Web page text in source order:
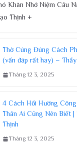
Khăn Nhớ Niệm Câu
Thịnh +
Thờ Cúng Đúng Cách
(vấn đáp rất hay) –
Tháng 12 3, 2025
4 Cách Hồi Hướng
Thân Ai Cũng Nên Biết
Thịnh
Tháng 12 3, 2025